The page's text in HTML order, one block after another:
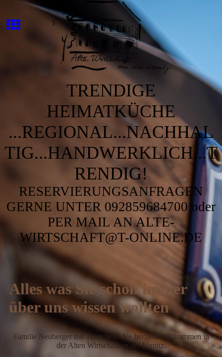
TRENDIGE
HEIMATKÜCHE
...REGIONAL...NACHHAL
TIG...HANDWERKLICH...T
RENDIG!
RESERVIERUNGSANFRAGEN
GERNE UNTER 092859684700 oder
PER MAIL AN ALTE-
WIRTSCHAFT@T-ONLINE.DE
Alles was Sie schon immer
über uns wissen wollten
Familie Neuberger mit Team heißt Sie herzlich Willkommen in
der Alten Wirtschaft an der Lamitz.